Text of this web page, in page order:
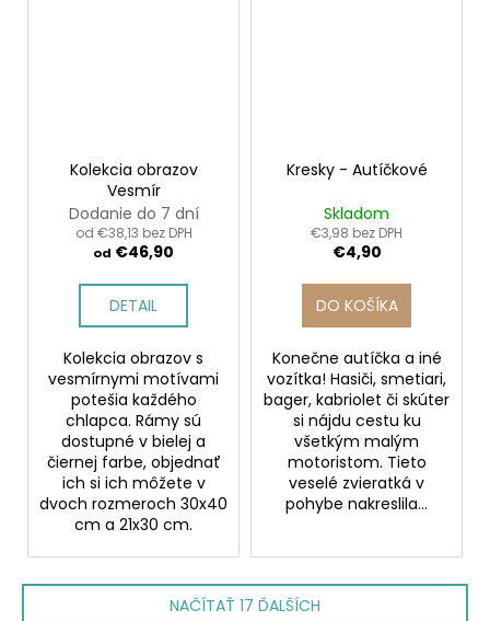
Kolekcia obrazov
Vesmír
Dodanie do 7 dní
od €38,13 bez DPH
od €46,90
DETAIL
Kolekcia obrazov s
vesmírnymi motívami
potešia každého
chlapca. Rámy sú
dostupné v bielej a
čiernej farbe, objednať
ich si ich môžete v
dvoch rozmeroch 30x40
cm a 21x30 cm.
Kresky - Autíčkové
Skladom
€3,98 bez DPH
€4,90
DO KOŠÍKA
Konečne autíčka a iné
vozítka! Hasiči, smetiari,
bager, kabriolet či skúter
si nájdu cestu ku
všetkým malým
motoristom. Tieto
veselé zvieratká v
pohybe nakreslila...
NAČÍTAŤ 17 ĎALŠÍCH